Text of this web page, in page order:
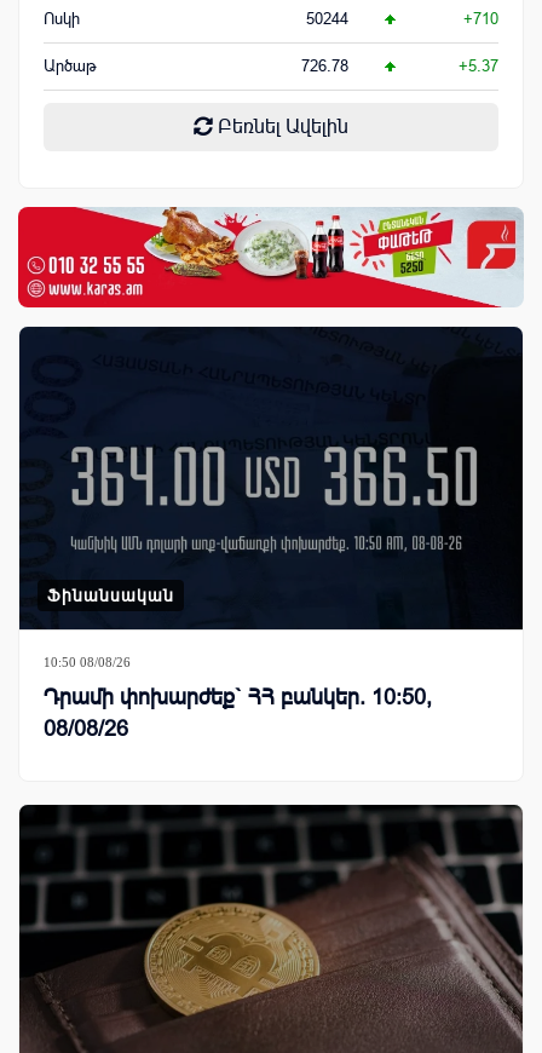
Ոսկի 50244 +710
Արծաթ 726.78 +5.37
Բեռնել Ավելին
Ֆինանսական
10:50 08/08/26
Դրամի փոխարժեք` ՀՀ բանկեր. 10:50,
08/08/26